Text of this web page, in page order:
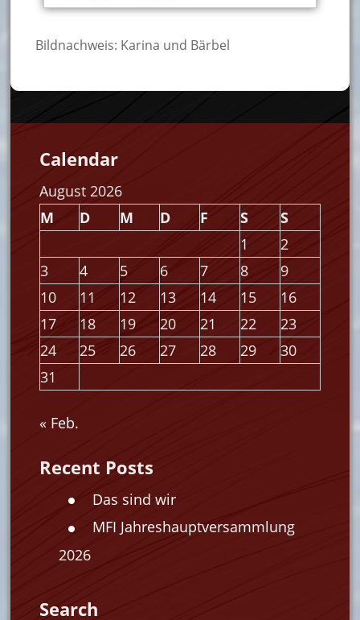
Bildnachweis: Karina und Bärbel
Calendar
August 2026
M
D M D F S
S
1
2
3
4 5 6 7 8
9
10
11 12 13 14 15
16
17
18 19 20 21 22
23
24
25 26 27 28 29
30
31
« Feb.
Recent Posts
Das sind wir
MFI Jahreshauptversammlung
2026
Search